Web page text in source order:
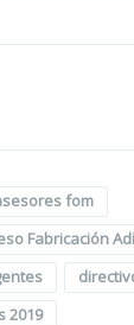
fom
Fabricación
2019